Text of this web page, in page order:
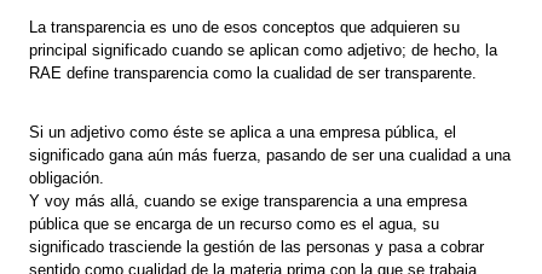
La transparencia es uno de esos conceptos que adquieren su
principal significado cuando se aplican como adjetivo; de hecho, la
RAE define transparencia como la cualidad de ser transparente.
Si un adjetivo como éste se aplica a una empresa pública, el
significado gana aún más fuerza, pasando de ser una cualidad a una
obligación.
Y voy más allá, cuando se exige transparencia a una empresa
pública que se encarga de un recurso como es el agua, su
significado trasciende la gestión de las personas y pasa a cobrar
sentido como cualidad de la materia prima con la que se trabaja.